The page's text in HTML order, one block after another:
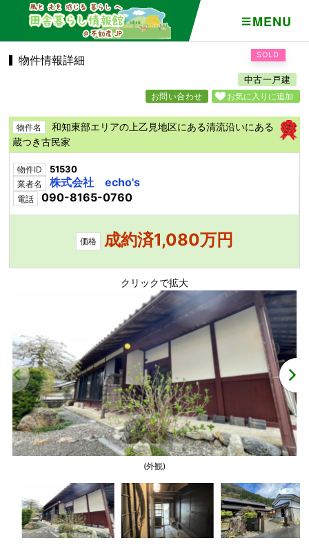
MENU
SOLD
物件情報詳細
中古一戸建
お気に入りに追加
お問い合わせ
物件名
和知東部エリアの上乙見地区にある清流沿いにある
蔵つき古民家
物件ID 51530
業者名 株式会社 echo's
電話 090-8165-0760
価格 成約済1,080万円
クリックで拡大
(外観)